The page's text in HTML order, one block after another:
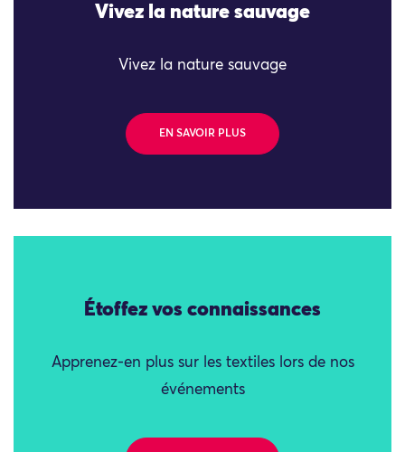
Vivez la nature sauvage
Vivez la nature sauvage
EN SAVOIR PLUS
Étoffez vos connaissances
Apprenez-en plus sur les textiles lors de nos
événements